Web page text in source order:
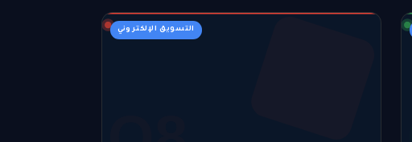
التسويق الإلكتروني